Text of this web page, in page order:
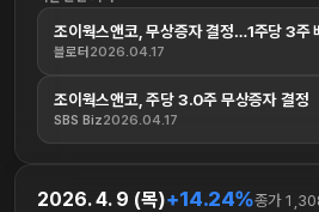
조이웍스앤코, 무상증자 결정…1주당 3주
블로터2026.04.17
조이웍스앤코, 주당 3.0주 무상증자 결정
SBS Biz2026.04.17
2026. 4. 9 (목)+14.24%종가